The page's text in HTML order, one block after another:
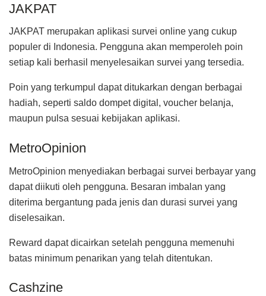
JAKPAT
JAKPAT merupakan aplikasi survei online yang cukup
populer di Indonesia. Pengguna akan memperoleh poin
setiap kali berhasil menyelesaikan survei yang tersedia.
Poin yang terkumpul dapat ditukarkan dengan berbagai
hadiah, seperti saldo dompet digital, voucher belanja,
maupun pulsa sesuai kebijakan aplikasi.
MetroOpinion
MetroOpinion menyediakan berbagai survei berbayar yang
dapat diikuti oleh pengguna. Besaran imbalan yang
diterima bergantung pada jenis dan durasi survei yang
diselesaikan.
Reward dapat dicairkan setelah pengguna memenuhi
batas minimum penarikan yang telah ditentukan.
Cashzine